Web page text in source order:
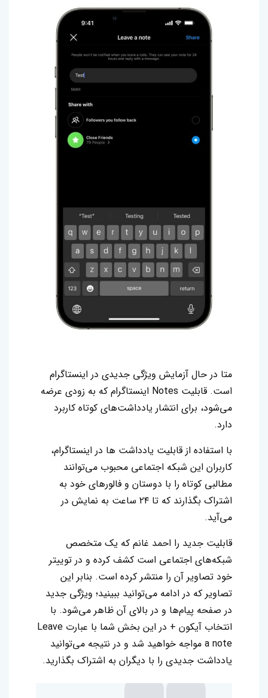
متا در حال آزمایش ویژگی جدیدی در اینستاگرام
است. قابلیت Notes اینستاگرام که به زودی عرضه
می‌شود،‌ برای انتشار یادداشت‌های کوتاه کاربرد
دارد.
با استفاده از قابلیت یادداشت ها در اینستاگرام،
کاربران این شبکه اجتماعی محبوب می‌توانند
مطالبی کوتاه را با دوستان و فالورهای خود به
اشتراک بگذارند که تا ۲۴ ساعت به نمایش در
می‌آید.
قابلیت جدید را احمد غانم که یک متخصص
شبکه‌های اجتماعی است کشف کرده و در توییتر
خود تصاویر آن را منتشر کرده است. بنابر این
تصاویر که در ادامه می‌توانید ببینید؛ ویژگی جدید
در صفحه پیام‌ها و در بالای آن ظاهر می‌شود. با
انتخاب آیکون + در این بخش شما با عبارت Leave
a note مواجه خواهید شد و در نتیجه می‌توانید
یادداشت جدیدی را با دیگران به اشتراک بگذارید.